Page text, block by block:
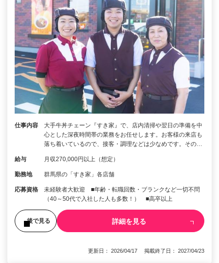
仕事内容
大手牛丼チェーン『すき家』で、店内清掃や翌日の準備を中
心とした深夜時間帯の業務をお任せします。お客様の来店も
落ち着いているので、接客・調理などは少なめです。その…
給与 月収270,000円以上（想定）
勤務地 群馬県の「すき家」各店舗
応募資格
未経験者大歓迎 ■年齢・転職回数・ブランクなど一切不問
（40～50代で入社した人も多数！） ■高卒以上
後で見る 詳細を見る
更新日： 2026/04/17 掲載終了日： 2027/04/23